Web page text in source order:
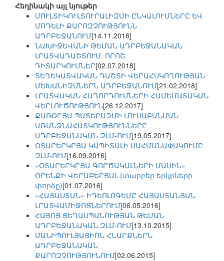
Հեղինակի այլ նյութեր
ՄՈՒԼՏԻԿՈՒԼՏՈՒՐԱԼԻԶՄԻ ԸՆԿԱԼՈՒՄՆԵՐԸ ԵՎ
ՄՈԴԵԼԻ ՔԱՐՈԶՉՈՒԹՅՈՒՆՆ
ԱԴՐԲԵՋԱՆՈՒՄ[14.11.2018]
ՆԱԽԻՋԵՎԱՆԻ ԹԵՄԱՆ ԱԴՐԲԵՋԱՆԱԿԱՆ
ԼՐԱՏՎԱԴԱՇՏՈՒՄ. ՈՐՈՇ
ԴԻՏԱՐԿՈՒՄՆԵՐ[02.07.2018]
ՏԵՂԵԿԱՏՎԱԿԱՆ ԴԱՇՏԻ ՎԵՐԱՀՍԿՈՂՈՒԹՅԱՆ
ՄԵԽԱՆԻԶՄՆԵՐՆ ԱԴՐԲԵՋԱՆՈՒՄ[21.02.2018]
ԼՐԱՏՎԱԿԱՆ ՀԱՂՈՐԴՈՒՄՆԵՐԻ ՀԱՄԵՄԱՏԱԿԱՆ
ՎԵՐԼՈՒԾՈՒԹՅՈՒՆ[26.12.2017]
ՔԱՌՕՐՅԱ ՊԱՏԵՐԱԶՄԻ ԼՈՒՍԱԲԱՆՄԱՆ
ԱՌԱՆՁՆԱՀԱՏԿՈՒԹՅՈՒՆՆԵՐԸ
ԱԴՐԲԵՋԱՆԱԿԱՆ ԶԼՄ-ՈՒՄ[19.05.2017]
ՕՏԱՐԵՐԿՐՅԱ ԿԱՊԻՏԱԼԻ ՍԱՀՄԱՆԱՓԱԿՈՒՄԸ
ԶԼՄ-ՈՒՄ[16.09.2016]
«ՕՏԱՐԵՐԿՐՅԱ ԳՈՐԾԱԿԱԼՆԵՐԻ ՄԱՍԻՆ»
ՕՐԵՆՔԻ ՎԵՐԱԲԵՐՅԱԼ (տարբեր երկրների
փորձը)[01.07.2016]
«ՀԱՅԱՍՏԱՆ» ԻԴԵՈԼՈԳԵՄԸ ՀԱՅԱՍՏԱՆՅԱՆ
ԼՐԱՏՎԱՄԻՋՈՑՆԵՐՈՒՄ[06.05.2016]
ՀԱՅՈՑ ՑԵՂԱՍՊԱՆՈՒԹՅԱՆ ԹԵՄԱՆ
ԱԴՐԲԵՋԱՆԱԿԱՆ ԶԼՄ-ՈՒՄ[13.10.2015]
ՄԱՆԻՊՈՒԼՅԱՑԻՈՆ ՀՆԱՐՔՆԵՐՆ
ԱԴՐԲԵՋԱՆԱԿԱՆ
ՔԱՐՈԶՉՈՒԹՅՈՒՆՈՒՄ[02.06.2015]